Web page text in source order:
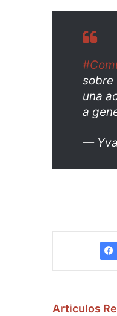
sobre
una
a
—
Articulos